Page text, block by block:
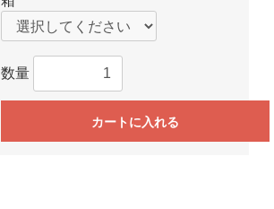
数量
カートに入れる